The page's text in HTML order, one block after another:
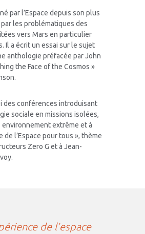
par l’Espace depuis son plus
les problématiques des
vers Mars en particulier
Il a écrit un essai sur le sujet
anthologie préfacée par John
the Face of the Cosmos »
des conférences introduisant
sociale en missions isolées,
extrême et à
de l’Espace pour tous », thème
Zero G et à Jean-
de l’espace